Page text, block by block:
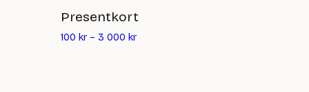
Presentkort
100 kr – 3 000 kr